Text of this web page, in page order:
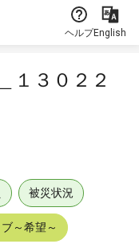
ヘルプEnglish
１３０２２
被災状況
～希望～